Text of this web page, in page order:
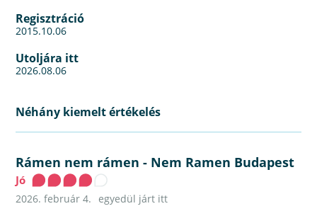
Regisztráció
2015.10.06
Utoljára itt
2026.08.06
Néhány kiemelt értékelés
Rámen nem rámen - Nem Ramen Budapest
Jó
2026. február 4.
egyedül járt itt